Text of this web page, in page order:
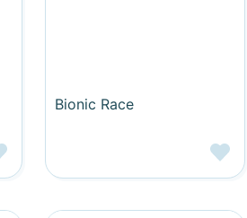
Bionic Race